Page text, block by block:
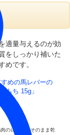
適量与えるのが効
をしっかり補いた
めです。
のレバーをそのまま乾